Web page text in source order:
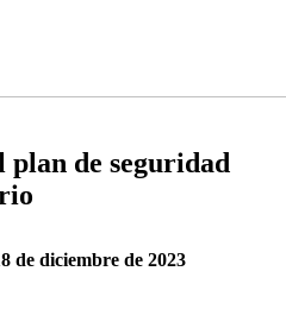
plan de seguridad
de diciembre de 2023